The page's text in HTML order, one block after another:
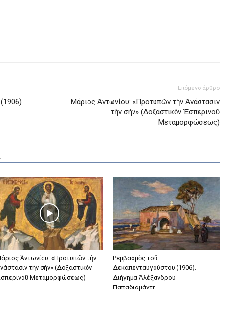
Επόμενο άρθρο
Μάριος Ἀντωνίου: «Προτυπῶν τὴν Ἀνάστασιν
τὴν σήν» (Δοξαστικὸν Ἑσπερινοῦ
Μεταμορφώσεως)
Ἀντωνίου: «Προτυπῶν τὴν
τὴν σήν» (Δοξαστικὸν
Μεταμορφώσεως)
Ρεμβασμὸς τοῦ
Δεκαπενταυγούστου (1906).
Διήγημα Ἀλέξανδρου
Παπαδιαμάντη